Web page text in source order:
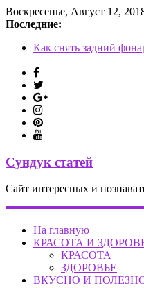
Воскресенье, Август 12,
Последние:
Задние амортизаторы
Датчик положения
Вентилятор печки
Одежда в стиле
Сундук статей
Сайт интересных и
На главную
КРАСОТА И
КРАСОТА
ЗДОРОВЬЕ
ВКУСНО И